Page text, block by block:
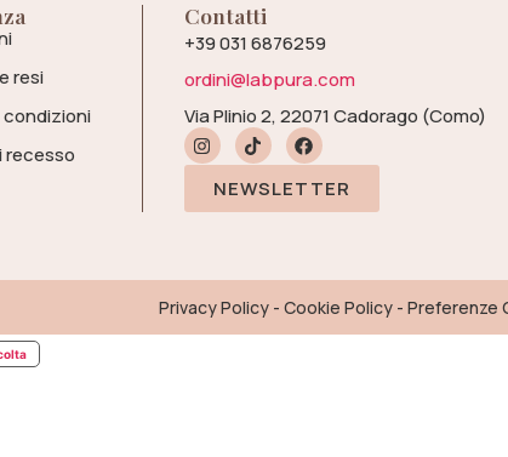
resi
condizioni
recesso
Contatti
+39 031 6876259
ordini@labpura.com
Via Plinio 2, 22071 Cadorago (Como)
NEWSLETTER
Privacy Policy -Cookie Policy -Preferenze